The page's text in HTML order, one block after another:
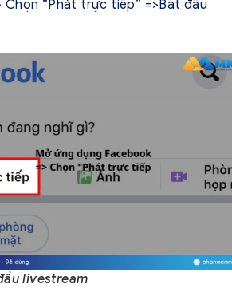
Chọn “Phát trực tiếp” =>Bắt đầu
livestream